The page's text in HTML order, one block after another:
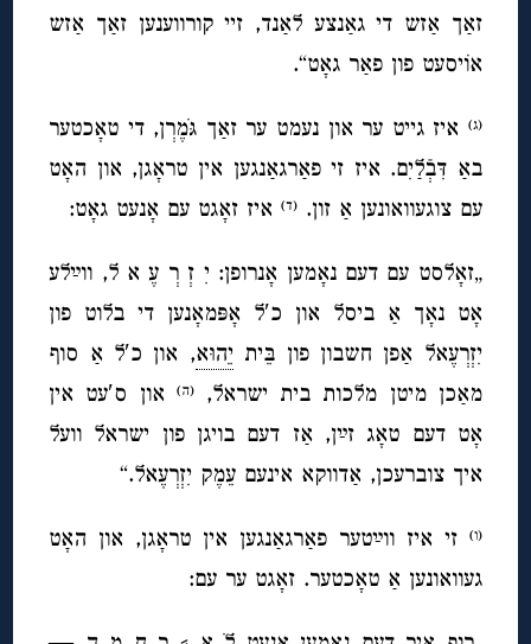
זאַך אַזש די גאַנצע לאַנד, זיי קורווענען זאַך אַזש
אוֹיסעט פון פאַר גאָט“.
(ג) איז גייט ער און נעמט ער זאַך גּׁמֶרְן, די טאָכטער
באַ דִּבְֿלַיִם. איז זי פאַרגאַנגען אין טראָגן, און האָט
עם צוגעוואונען אַ זון.(ד) איז זאָגט עם אָנעט גאָט:
„זאָלסט עם דעם נאָמען אָנרופן: יִ זְ רְ עֶ א ל, ווײַלע
אָט נאָך אַ ביסל און כ′ל אָפּמאָנען די בלוט פון
יִזְרְעֶאל אַפן חשבון פון בֵּיתיֵהוּא, און כ′לאַ סוף
מאַכן מיטן מלכות בית ישראל,(ה)
און ס′עט אין
אָט דעם טאָג זײַן, אַז דעם בויגן פון ישראל וועל
איך צוברעכן, אַדווקא אינעם עֵמֶק יִזְרְעֶאל.“
(ו)
זי איז ווײַטער פאַרגאַנגען אין טראָגן, און האָט
געוואונען אַ טאָכטער. זאָגט ער עם: